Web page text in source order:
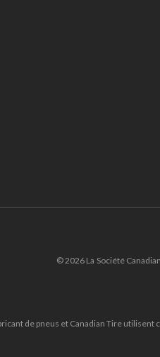
© 2026 La Société
de pneus et Canadian Tire utilisent